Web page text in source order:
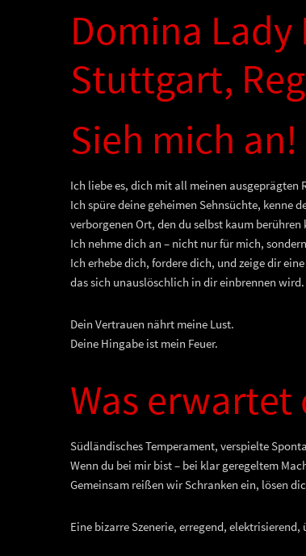
Domina Lady
Stuttgart,
Sieh mich an!
Ich liebe es, dich mit all meinen
Ich spüre deine geheimen Sehnsüchte, kenne
verborgenen Ort, den du selbst kaum berühren
Ich nehme dich an – nicht nur für mich,
Ich erhebe dich, fordere dich, und zeige dir
das sich unauslöschlich in dir einbrennen wird.
Dein Vertrauen nährt meine Lust.
Deine Hingabe ist mein Feuer.
Was erwartet
Südländisches Temperament, verspielte
Wenn du bei mir bist – bei klar geregeltem
Gemeinsam reißen wir Schranken ein, lösen
Eine bizarre Szenerie, erregend,